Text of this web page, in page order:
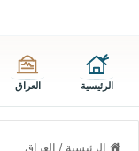
الرئيسية العراق
الرئيسية / العراق